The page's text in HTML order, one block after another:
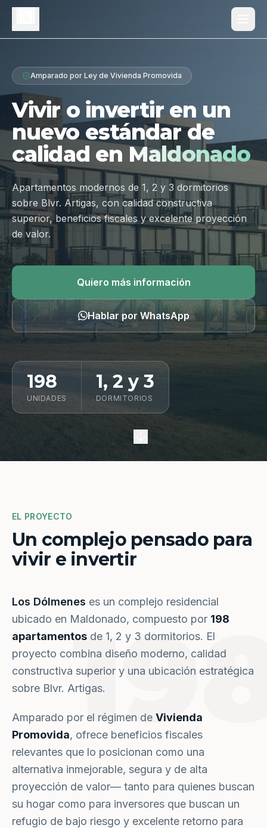
Proyecto
Diferenciales
Tipologías
Galería
Ubicación
Contacto
Hablar por WhatsApp
Amparado por Ley de Vivienda Promovida
Vivir o invertir en un
nuevo estándar de
calidad en Maldonado
Apartamentos modernos de 1, 2 y 3 dormitorios
sobre Blvr. Artigas, con calidad constructiva
superior, beneficios fiscales y excelente proyección
de valor.
Quiero más información
Hablar por WhatsApp
198
UNIDADES
1, 2 y 3
DORMITORIOS
EL PROYECTO
Un complejo pensado para
vivir e invertir
Los Dólmenes es un complejo residencial
ubicado en Maldonado, compuesto por 198
apartamentos de 1, 2 y 3 dormitorios. El
proyecto combina diseño moderno, calidad
constructiva superior y una ubicación estratégica
sobre Blvr. Artigas.
Amparado por el régimen de Vivienda
Promovida, ofrece beneficios fiscales
relevantes que lo posicionan como una
alternativa inmejorable, segura y de alta
proyección de valor— tanto para quienes buscan
su hogar como para inversores que buscan un
refugio de bajo riesgo y excelente retorno para